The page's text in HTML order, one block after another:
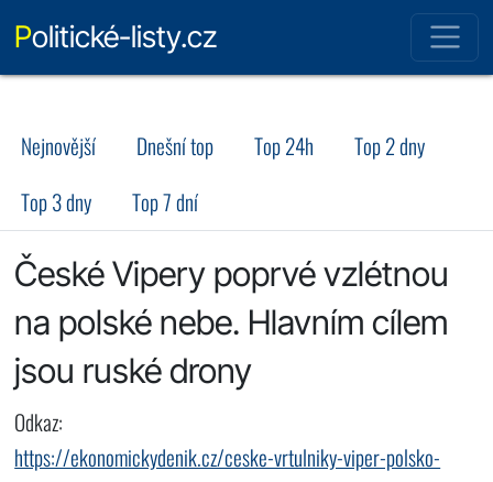
Politické-listy.cz
Nejnovější Dnešní top Top 24h
Top 2 dny
Top 3 dny
Top 7 dní
České Vipery poprvé vzlétnou
na polské nebe. Hlavním cílem
jsou ruské drony
Odkaz:
https://ekonomickydenik.cz/ceske-vrtulniky-viper-polsko-